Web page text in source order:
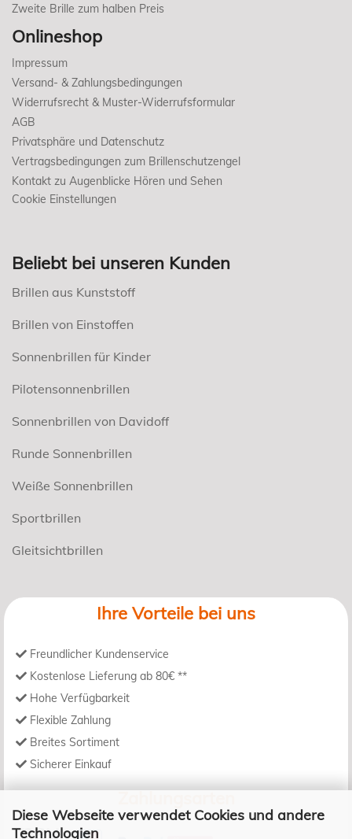
Diese Webseite verwendet Cookies und andere
Technologien
Zweite Brille zum halben Preis
Onlineshop
Impressum
Versand- & Zahlungsbedingungen
Widerrufsrecht & Muster-Widerrufsformular
AGB
Privatsphäre und Datenschutz
Vertragsbedingungen zum Brillenschutzengel
Kontakt zu Augenblicke Hören und Sehen
Cookie Einstellungen
Beliebt bei unseren Kunden
Brillen aus Kunststoff
Brillen von Einstoffen
Sonnenbrillen für Kinder
Pilotensonnenbrillen
Sonnenbrillen von Davidoff
Runde Sonnenbrillen
Weiße Sonnenbrillen
Sportbrillen
Gleitsichtbrillen
Ihre Vorteile bei uns
Freundlicher Kundenservice
Kostenlose Lieferung ab 80€ **
Hohe Verfügbarkeit
Flexible Zahlung
Breites Sortiment
Sicherer Einkauf